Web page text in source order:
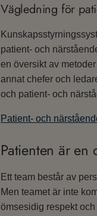
Vägledning för
patient- och
en översikt av
annat chefer och
och patient- och
Patient- och
Patienten är en
Ett team består av
Men teamet är inte
ömsesidig respekt